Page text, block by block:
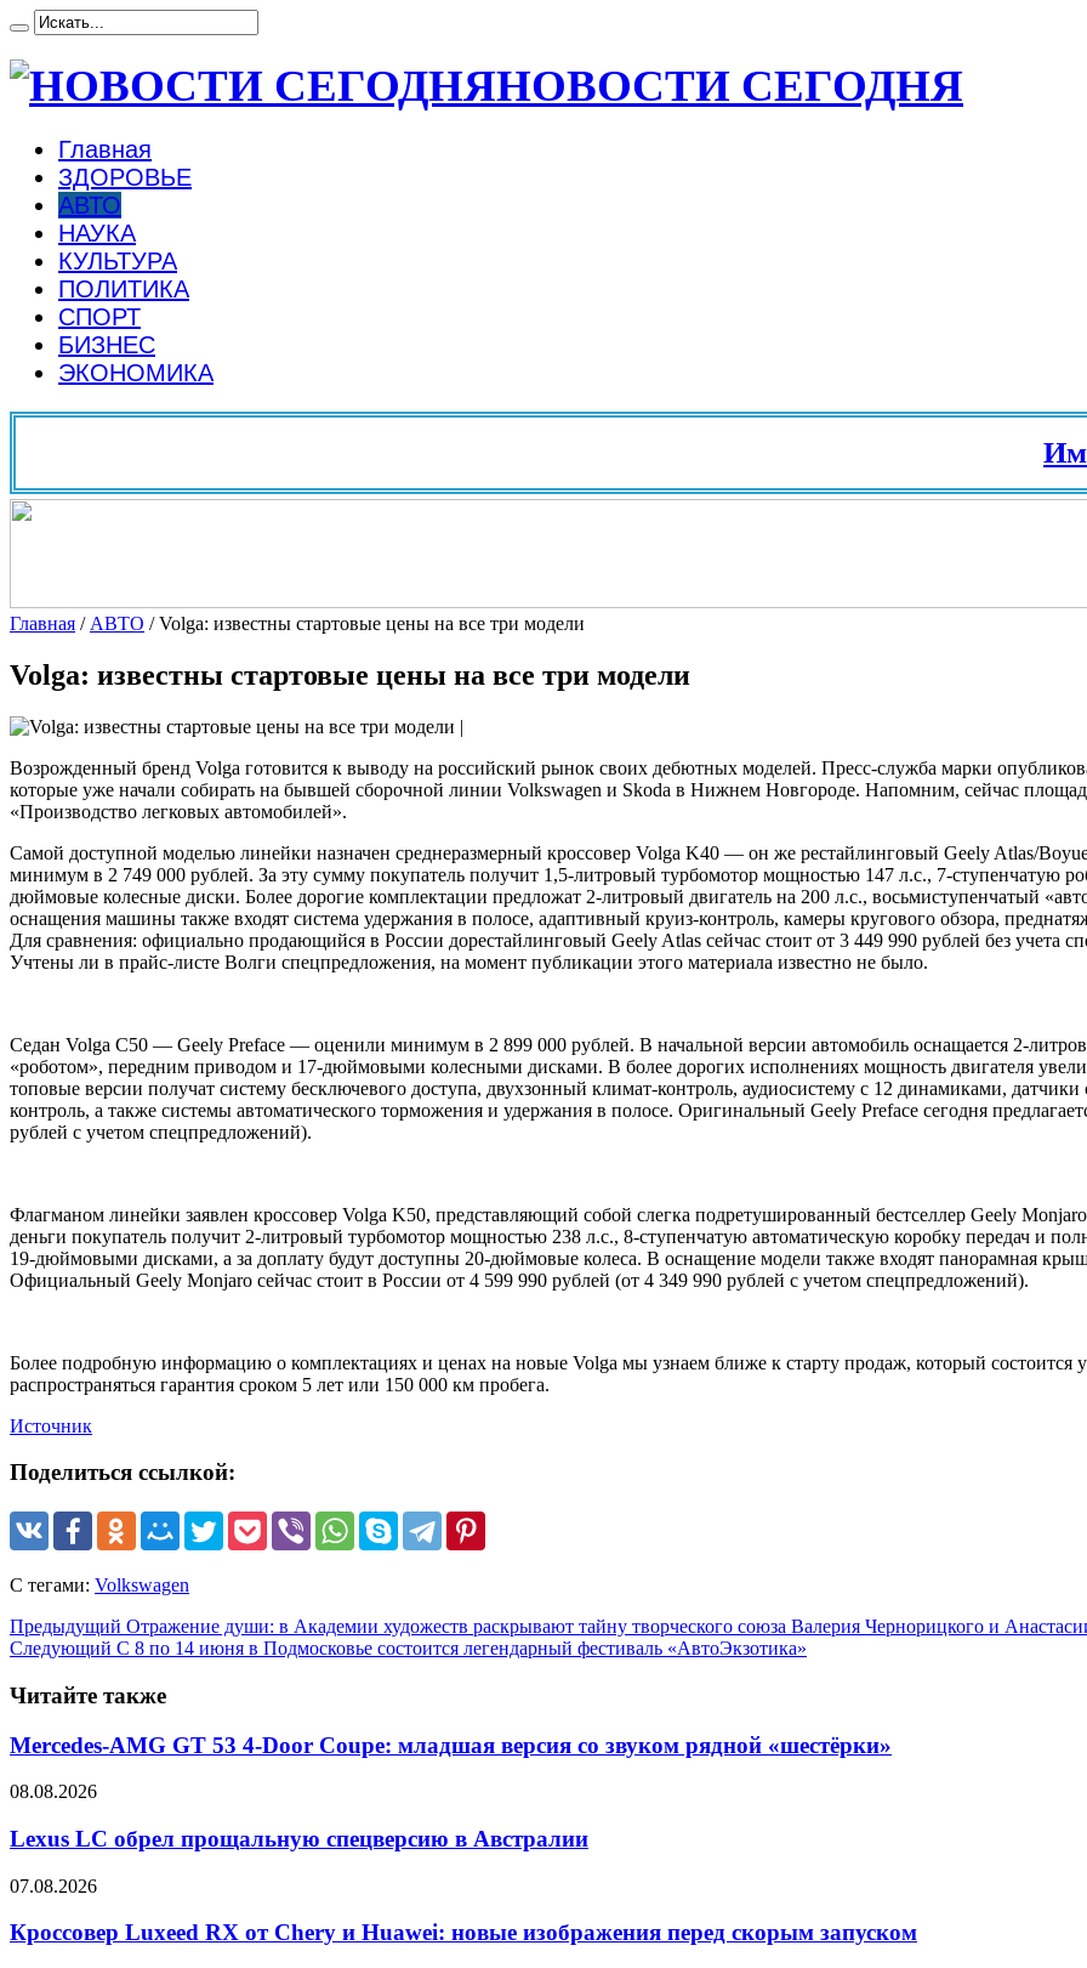
НОВОСТИ СЕГОДНЯ
Главная
ЗДОРОВЬЕ
АВТО
НАУКА
КУЛЬТУРА
ПОЛИТИКА
СПОРТ
БИЗНЕС
ЭКОНОМИКА
Главная / АВТО /Volga: известны стартовые цены на все три модели
Volga: известны стартовые цены на все три модели
|
Возрожденный бренд Volga готовится к выводу на российский рынок своих дебютных моделей. Пресс-служба марки
которые уже начали собирать на бывшей сборочной линии Volkswagen и Skoda в Нижнем Новгороде. Напомним, сейчас
«Производство легковых автомобилей».
Самой доступной моделью линейки назначен среднеразмерный кроссовер Volga K40 — он же рестайлинговый Geely Atlas/
минимум в 2 749 000 рублей. За эту сумму покупатель получит 1,5-литровый турбомотор мощностью 147 л.с., 7-ступенчатую
дюймовые колесные диски. Более дорогие комплектации предложат 2-литровый двигатель на 200 л.с., восьмиступенчатый
оснащения машины также входят система удержания в полосе, адаптивный круиз-контроль, камеры кругового обзора,
Для сравнения: официально продающийся в России дорестайлинговый Geely Atlas сейчас стоит от 3 449 990 рублей без учета
Учтены ли в прайс-листе Волги спецпредложения, на момент публикации этого материала известно не было.
Седан Volga C50 — Geely Preface — оценили минимум в 2 899 000 рублей. В начальной версии автомобиль оснащается 2-
«роботом», передним приводом и 17-дюймовыми колесными дисками. В более дорогих исполнениях мощность двигателя
топовые версии получат систему бесключевого доступа, двухзонный климат-контроль, аудиосистему с 12 динамиками,
контроль, а также системы автоматического торможения и удержания в полосе. Оригинальный Geely Preface сегодня
рублей с учетом спецпредложений).
Флагманом линейки заявлен кроссовер Volga K50, представляющий собой слегка подретушированный бестселлер Geely
деньги покупатель получит 2-литровый турбомотор мощностью 238 л.с., 8-ступенчатую автоматическую коробку передач и
19-дюймовыми дисками, а за доплату будут доступны 20-дюймовые колеса. В оснащение модели также входят панорамная
Официальный Geely Monjaro сейчас стоит в России от 4 599 990 рублей (от 4 349 990 рублей с учетом спецпредложений).
Более подробную информацию о комплектациях и ценах на новые Volga мы узнаем ближе к старту продаж, который
распространяться гарантия сроком 5 лет или 150 000 км пробега.
Источник
Поделиться ссылкой:
С тегами: Volkswagen
Предыдущий Отражение души: в Академии художеств раскрывают тайну творческого союза Валерия Чернорицкого и
Следующий С 8 по 14 июня в Подмосковье состоится легендарный фестиваль «АвтоЭкзотика»
Читайте также
Mercedes-AMG GT 53 4-Door Coupe: младшая версия со звуком рядной «шестёрки»
08.08.2026
Lexus LC обрел прощальную спецверсию в Австралии
07.08.2026
Кроссовер Luxeed RX от Chery и Huawei: новые изображения перед скорым запуском